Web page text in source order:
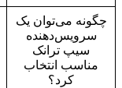
چگونه می‌توان یک
سرویس‌دهنده
سیپ ترانک
مناسب انتخاب
کرد؟